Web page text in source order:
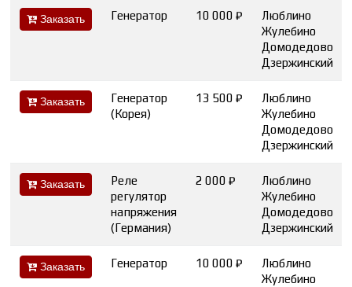
Заказать Генератор 10 000 ₽
Люблино
Жулебино
Домодедово
Дзержинский
Заказать
Генератор
(Корея)
13 500 ₽
Люблино
Жулебино
Домодедово
Дзержинский
Заказать
Реле
регулятор
напряжения
(Германия)
2 000 ₽
Люблино
Жулебино
Домодедово
Дзержинский
Заказать Генератор 10 000 ₽
Люблино
Жулебино